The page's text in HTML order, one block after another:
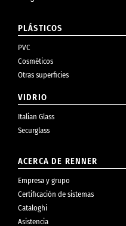
PLÁSTICOS
PVC
Cosméticos
Otras superficies
VIDRIO
Italian Glass
Securglass
ACERCA DE RENNER
Empresa y grupo
Certificación de sistemas
Cataloghi
Asistencia